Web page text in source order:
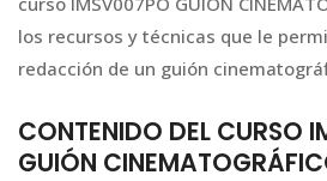
los recursos y técnicas que le
redacción de un guión
CONTENIDO DEL CURSO
GUIÓN